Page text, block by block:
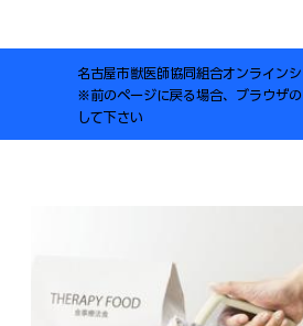
名古屋市獣医師協同組合オンライン
※前のページに戻る場合、ブラウザ
して下さい